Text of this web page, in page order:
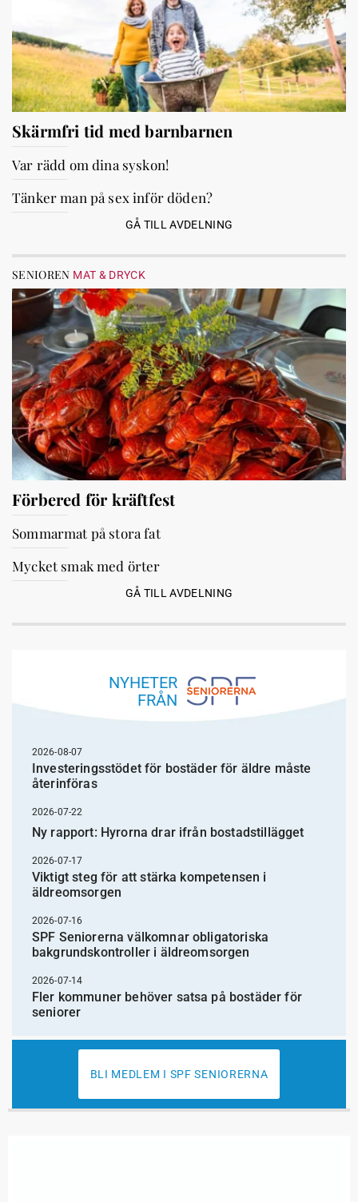
Skärmfri tid med barnbarnen
Var rädd om dina syskon!
Tänker man på sex inför döden?
GÅ TILL AVDELNING
SENIOREN MAT & DRYCK
Förbered för kräftfest
Sommarmat på stora fat
Mycket smak med örter
GÅ TILL AVDELNING
NYHETER
FRÅN
2026-08-07
Investeringsstödet för bostäder för äldre måste
återinföras
2026-07-22
Ny rapport: Hyrorna drar ifrån bostadstillägget
2026-07-17
Viktigt steg för att stärka kompetensen i
äldreomsorgen
2026-07-16
SPF Seniorerna välkomnar obligatoriska
bakgrundskontroller i äldreomsorgen
2026-07-14
Fler kommuner behöver satsa på bostäder för
seniorer
BLI MEDLEM I SPF SENIORERNA